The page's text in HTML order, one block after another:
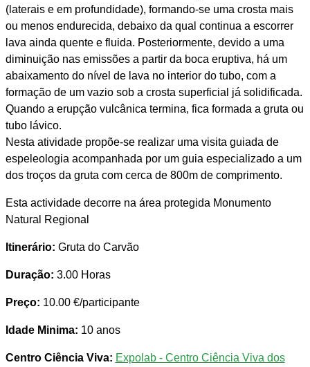
(laterais e em profundidade), formando-se uma crosta mais
ou menos endurecida, debaixo da qual continua a escorrer
lava ainda quente e fluida. Posteriormente, devido a uma
diminuição nas emissões a partir da boca eruptiva, há um
abaixamento do nível de lava no interior do tubo, com a
formação de um vazio sob a crosta superficial já solidificada.
Quando a erupção vulcânica termina, fica formada a gruta ou
tubo lávico.
Nesta atividade propõe-se realizar uma visita guiada de
espeleologia acompanhada por um guia especializado a um
dos troços da gruta com cerca de 800m de comprimento.
Esta actividade decorre na área protegida Monumento
Natural Regional
Itinerário: Gruta do Carvão
Duração: 3.00 Horas
Preço: 10.00 €/participante
Idade Minima: 10 anos
Centro Ciência Viva: Expolab - Centro Ciência Viva dos